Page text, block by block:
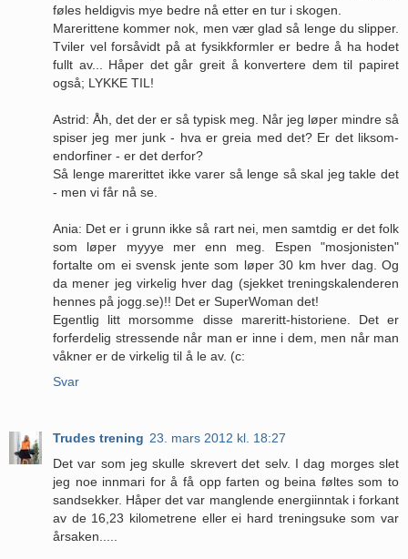
føles heldigvis mye bedre nå etter en tur i skogen.
Marerittene kommer nok, men vær glad så lenge du slipper.
Tviler vel forsåvidt på at fysikkformler er bedre å ha hodet
fullt av... Håper det går greit å konvertere dem til papiret
også; LYKKE TIL!
Astrid: Åh, det der er så typisk meg. Når jeg løper mindre så
spiser jeg mer junk - hva er greia med det? Er det liksom-
endorfiner - er det derfor?
Så lenge marerittet ikke varer så lenge så skal jeg takle det
- men vi får nå se.
Ania: Det er i grunn ikke så rart nei, men samtdig er det folk
som løper myyye mer enn meg. Espen "mosjonisten"
fortalte om ei svensk jente som løper 30 km hver dag. Og
da mener jeg virkelig hver dag (sjekket treningskalenderen
hennes på jogg.se)!! Det er SuperWoman det!
Egentlig litt morsomme disse mareritt-historiene. Det er
forferdelig stressende når man er inne i dem, men når man
våkner er de virkelig til å le av. (c:
Svar
Trudes trening 23. mars 2012 kl. 18:27
Det var som jeg skulle skrevert det selv. I dag morges slet
jeg noe innmari for å få opp farten og beina føltes som to
sandsekker. Håper det var manglende energiinntak i forkant
av de 16,23 kilometrene eller ei hard treningsuke som var
årsaken.....